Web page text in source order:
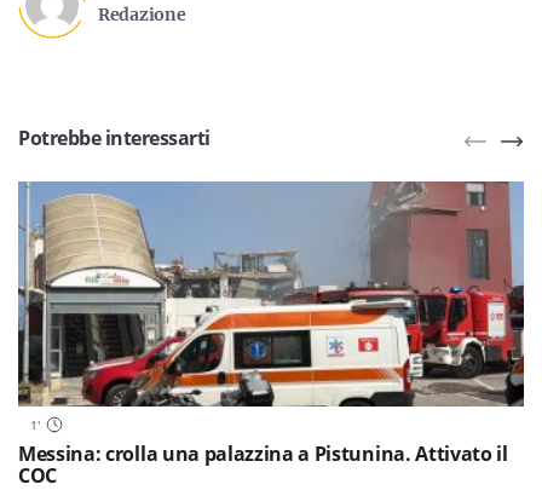
Redazione
Potrebbe interessarti
1'
Messina: crolla una palazzina a Pistunina. Attivato il
COC